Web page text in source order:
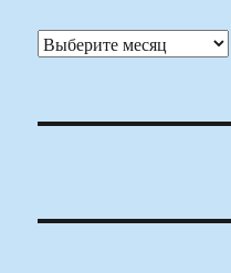
Архивы